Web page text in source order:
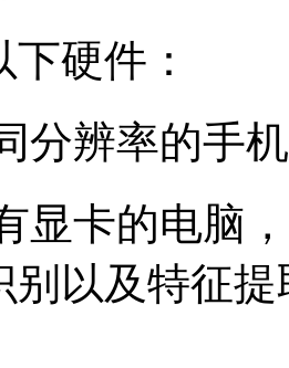
硬件：
分辨率的手
显卡的电脑
别以及特征